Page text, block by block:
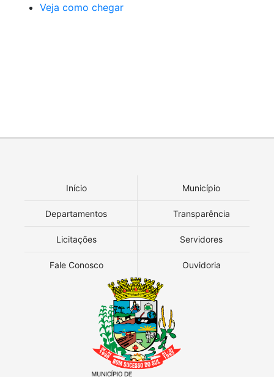
Veja como chegar
Início Município
Departamentos Transparência
Licitações Servidores
Fale Conosco Ouvidoria